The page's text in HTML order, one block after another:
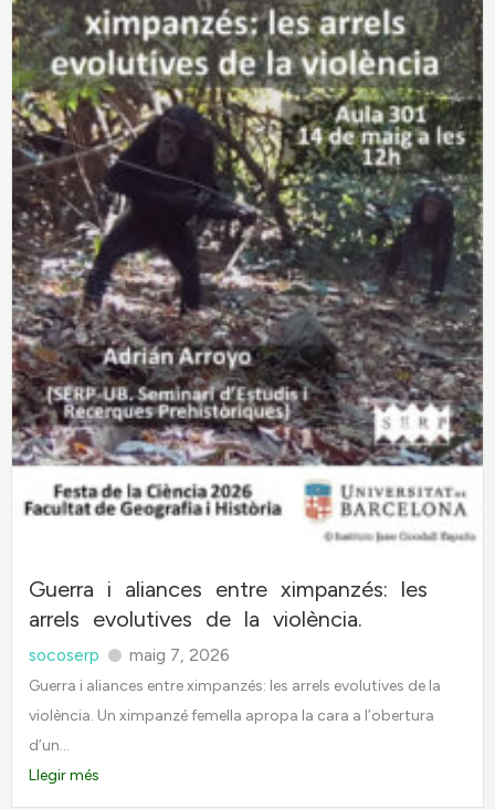
Guerra i aliances entre ximpanzés: les
arrels evolutives de la violència.
socoserp maig 7, 2026
Guerra i aliances entre ximpanzés: les arrels evolutives de la
violència. Un ximpanzé femella apropa la cara a l’obertura
d’un...
Llegir més